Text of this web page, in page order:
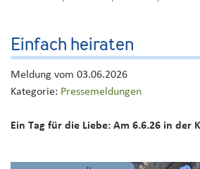
Einfach heiraten
Meldung vom 03.06.2026
Kategorie: Pressemeldungen
Ein Tag für die Liebe: Am 6.6.26 in der